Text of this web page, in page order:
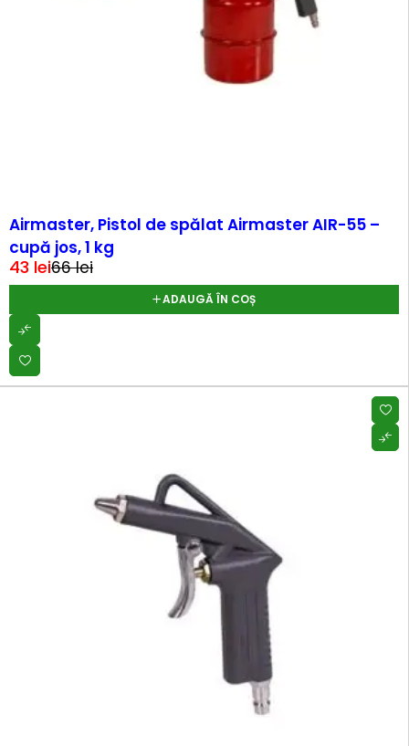
-35%
Airmaster, Pistol de spălat Airmaster AIR-55 –
cupă jos, 1 kg
66lei
43 lei
ADAUGĂ ÎN COȘ